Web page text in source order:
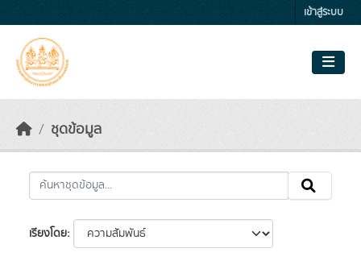
เข้าสู่ระบบ
ชุดข้อมูล
เรียงโดย